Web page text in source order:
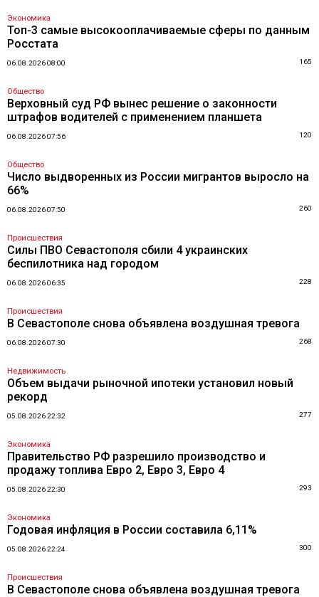
Экономика
Топ-3 самые высокооплачиваемые сферы по данным
Росстата
06.08.2026 08:00 165
Общество
Верховный суд РФ вынес решение о законности
штрафов водителей с применением планшета
06.08.2026 07:56 120
Общество
Число выдворенных из России мигрантов выросло на
66%
06.08.2026 07:50 260
Происшествия
Силы ПВО Севастополя сбили 4 украинских
беспилотника над городом
06.08.2026 06:35 228
Происшествия
В Севастополе снова объявлена воздушная тревога
06.08.2026 07:30 268
Недвижимость
Объем выдачи рыночной ипотеки установил новый
рекорд
05.08.2026 22:32 277
Экономика
Правительство РФ разрешило производство и
продажу топлива Евро 2, Евро 3, Евро 4
05.08.2026 22:30 293
Экономика
Годовая инфляция в России составила 6,11%
05.08.2026 22:24 300
Происшествия
В Севастополе снова объявлена воздушная тревога